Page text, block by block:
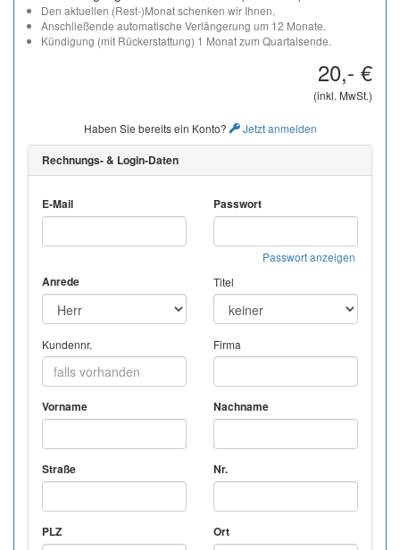
Den aktuellen (Rest-)Monat schenken wir Ihnen.
Anschließende automatische Verlängerung um 12 Monate.
Kündigung (mit Rückerstattung) 1 Monat zum Quartalsende.
20,- €
(inkl. MwSt.)
Haben Sie bereits ein Konto? Jetzt anmelden
Rechnungs- & Login-Daten
E-Mail Passwort
Passwort anzeigen
Anrede Titel
Kundennr. Firma
Vorname Nachname
Straße Nr.
PLZ Ort